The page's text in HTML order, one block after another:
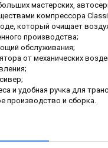
мастерских,
компрессора
который очищает
производства;
обслуживания;
от механических
и удобная ручка для
производство и сборка.